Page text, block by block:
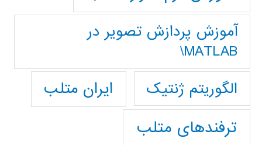
آموزش پردازش تصوير در
MATLAB\
الگوریتم ژنتیک
ایران متلب
ترفندهای متلب